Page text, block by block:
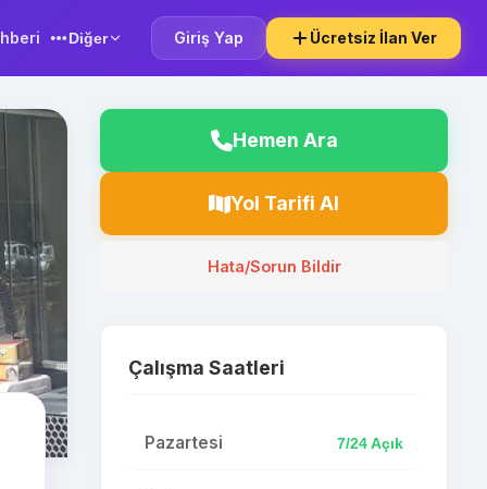
Diğer Giriş Yap Ücretsiz İlan Ver
Hemen Ara
Yol Tarifi Al
Hata/Sorun Bildir
Çalışma Saatleri
Pazartesi 7/24 Açık